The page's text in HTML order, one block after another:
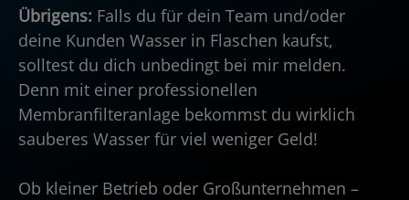
Übrigens: Falls du für dein Team und/oder
deine Kunden Wasser in Flaschen kaufst,
solltest du dich unbedingt bei mir melden.
Denn mit einer professionellen
Membranfilteranlage bekommst du wirklich
sauberes Wasser für viel weniger Geld!
Ob kleiner Betrieb oder Großunternehmen –